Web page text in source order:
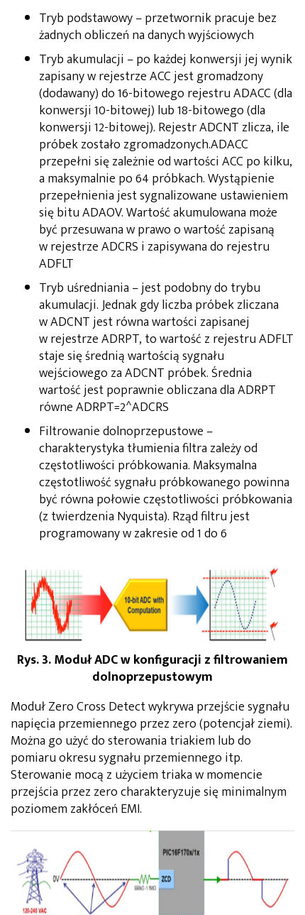
Tryb podstawowy – przetwornik pracuje bez
żadnych obliczeń na danych wyjściowych
Tryb akumulacji – po każdej konwersji jej wynik
zapisany w rejestrze ACC jest gromadzony
(dodawany) do 16-bitowego rejestru ADACC (dla
konwersji 10-bitowej) lub 18-bitowego (dla
konwersji 12-bitowej). Rejestr ADCNT zlicza, ile
próbek zostało zgromadzonych.ADACC
przepełni się zależnie od wartości ACC po kilku,
a maksymalnie po 64 próbkach. Wystąpienie
przepełnienia jest sygnalizowane ustawieniem
się bitu ADAOV. Wartość akumulowana może
być przesuwana w prawo o wartość zapisaną
w rejestrze ADCRS i zapisywana do rejestru
ADFLT
Tryb uśredniania – jest podobny do trybu
akumulacji. Jednak gdy liczba próbek zliczana
w ADCNT jest równa wartości zapisanej
w rejestrze ADRPT, to wartość z rejestru ADFLT
staje się średnią wartością sygnału
wejściowego za ADCNT próbek. Średnia
wartość jest poprawnie obliczana dla ADRPT
równe ADRPT=2^ADCRS
Filtrowanie dolnoprzepustowe –
charakterystyka tłumienia filtra zależy od
częstotliwości próbkowania. Maksymalna
częstotliwość sygnału próbkowanego powinna
być równa połowie częstotliwości próbkowania
(z twierdzenia Nyquista). Rząd filtru jest
programowany w zakresie od 1 do 6
Rys. 3. Moduł ADC w konfiguracji z filtrowaniem
dolnoprzepustowym
Moduł Zero Cross Detect wykrywa przejście sygnału
napięcia przemiennego przez zero (potencjał ziemi).
Można go użyć do sterowania triakiem lub do
pomiaru okresu sygnału przemiennego itp.
Sterowanie mocą z użyciem triaka w momencie
przejścia przez zero charakteryzuje się minimalnym
poziomem zakłóceń EMI.